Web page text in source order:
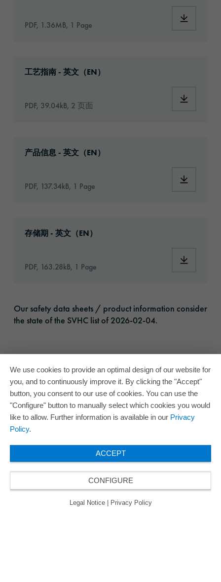
PDF, 1.36MB, 1 Page
工艺指南 - 英文（EN）
PDF, 39.04kB, 2 页面
产品信息 - 英文（EN）
PDF, 137.34kB, 1 Page
存储期 - 英文（EN）
PDF, 163.28kB, 1 Page
Our safety data sheets / product information consider
the state of the SVHC list of 2026-02-04.
We use cookies to provide an optimal design of our website for
you, and to continuously improve it. By clicking the "Accept"
button, you consent to our use of cookies. You can use the
"Configure" button to manually select which cookies you would
like to allow. Further information is available in our Privacy
Policy.
ACCEPT
CONFIGURE
Legal Notice Privacy Policy